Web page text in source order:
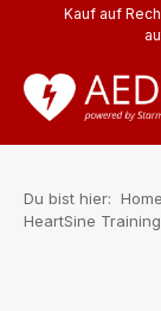
Zum Hauptinhalt
Kauf auf
Du bist hier: Home
HeartSine